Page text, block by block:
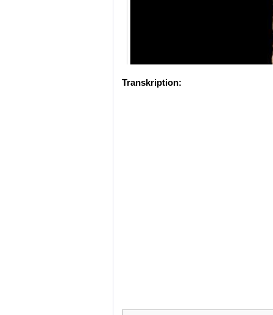
Transkription: